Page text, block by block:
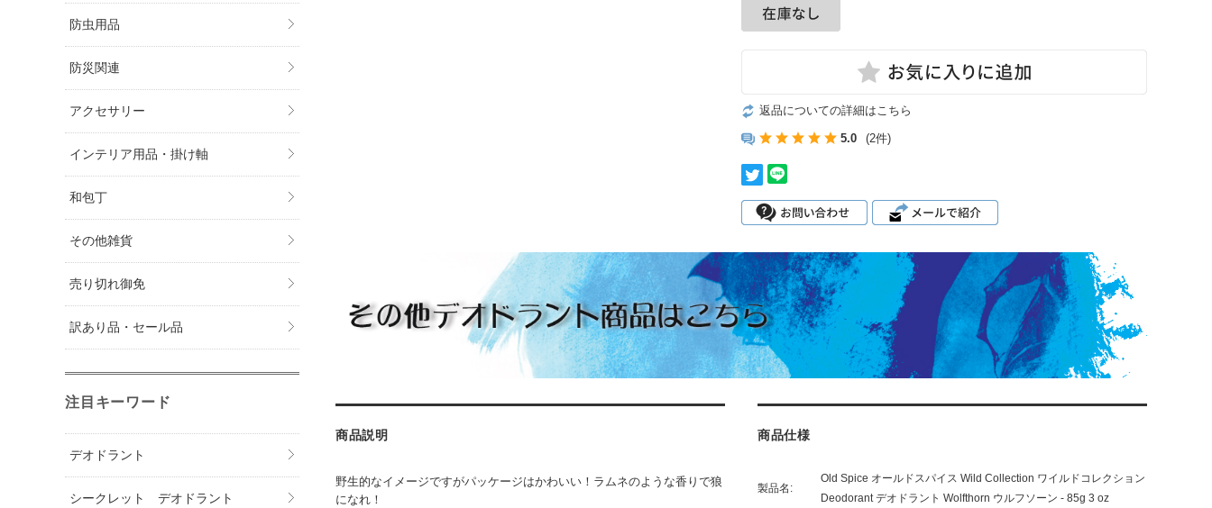
返品についての詳細はこちら
5.0 (2件)
商品説明
野生的なイメージですがパッケージはかわいい！ラムネのような香りで狼
になれ！
商品仕様
製品名:
Old Spice オールドスパイス Wild Collection ワイルドコレクション
Deodorant デオドラント Wolfthorn ウルフソーン - 85g 3 oz
防虫用品
防災関連
アクセサリー
インテリア用品・掛け軸
和包丁
その他雑貨
売り切れ御免
訳あり品・セール品
注目キーワード
デオドラント
シークレット デオドラント